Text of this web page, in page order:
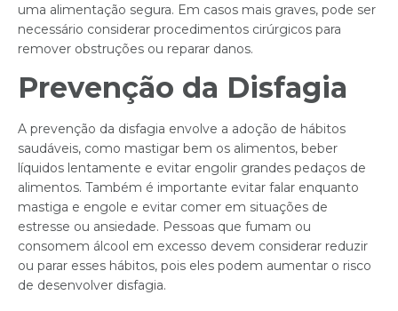
uma alimentação segura. Em casos mais graves, pode ser
necessário considerar procedimentos cirúrgicos para
remover obstruções ou reparar danos.
Prevenção da Disfagia
A prevenção da disfagia envolve a adoção de hábitos
saudáveis, como mastigar bem os alimentos, beber
líquidos lentamente e evitar engolir grandes pedaços de
alimentos. Também é importante evitar falar enquanto
mastiga e engole e evitar comer em situações de
estresse ou ansiedade. Pessoas que fumam ou
consomem álcool em excesso devem considerar reduzir
ou parar esses hábitos, pois eles podem aumentar o risco
de desenvolver disfagia.